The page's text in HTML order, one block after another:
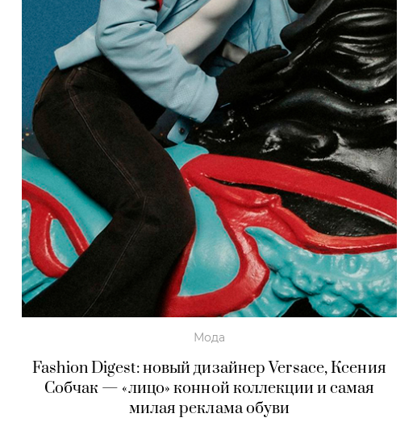
Мода
Fashion Digest: новый дизайнер Versace, Ксения
Собчак — «лицо» конной коллекции и самая
милая реклама обуви